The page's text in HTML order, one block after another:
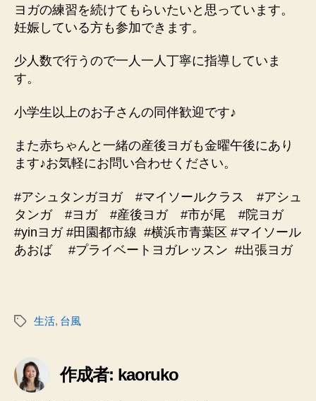
ヨガの練習を続けてもらいたいと思っています。
妊娠している方も参加できます。
少人数で行うので一人一人丁寧に指導していま
す。
小学生以上のお子さんの同伴歓迎です♪
また赤ちゃんと一緒の産後ヨガも金曜午後にあり
ます♪お気軽にお問い合わせください。
#アシュタンガヨガ #マイソールクラス #アシュ
タンガ #ヨガ #産後ヨガ #市が尾 #院ヨガ
#yinヨガ #田園都市線 #横浜市青葉区 #マイソール
あおば #プライベートヨガレッスン #出張ヨガ
タ
生活, 台風
作成者: kaoruko